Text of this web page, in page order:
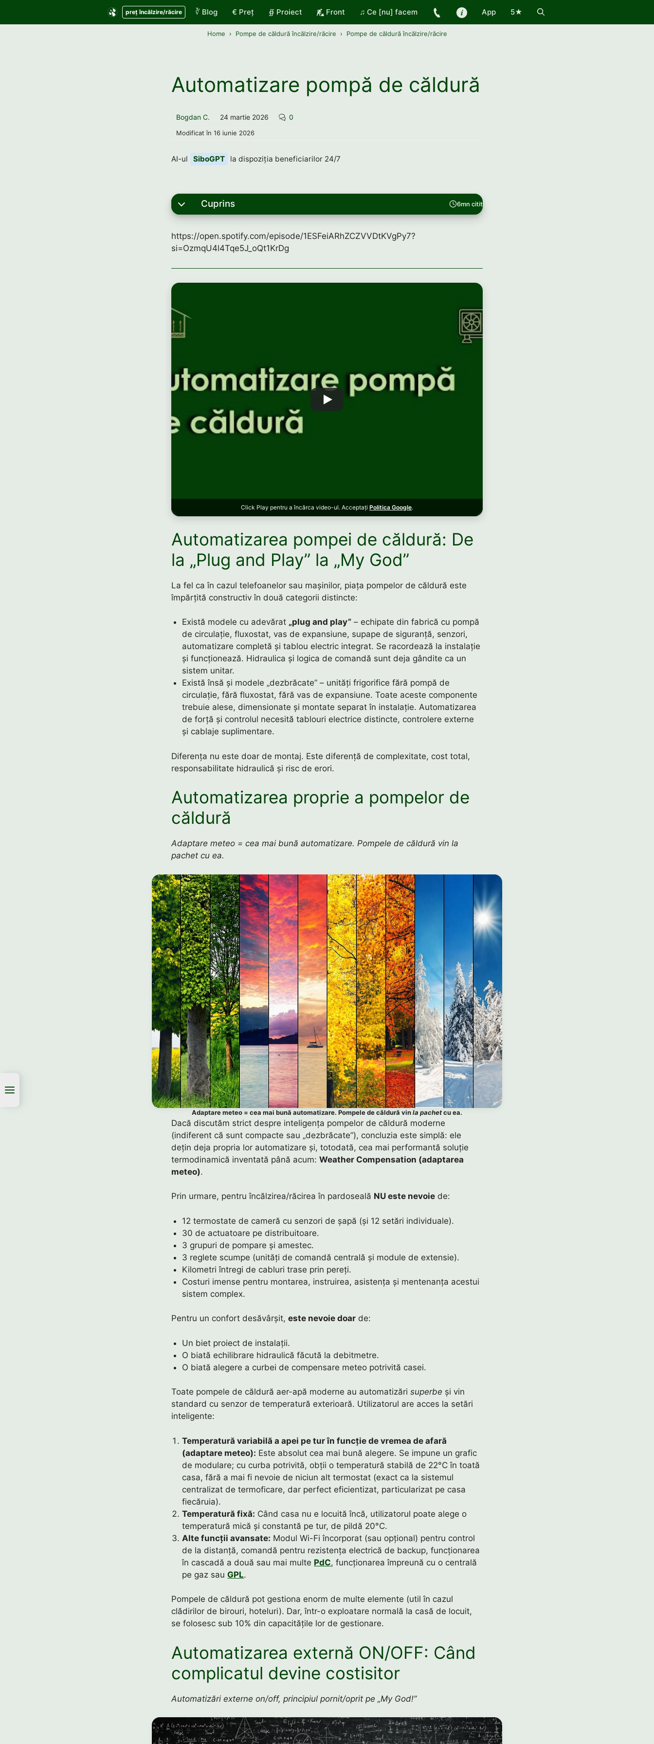
preț încălzire/răcire ∛ Blog € Preț ∯ Proiect Front ♫ Ce [nu] facem App 5★
Home Pompe de căldură încălzire/răcire Pompe de căldură încălzire/răcire
Automatizare pompă de căldură
Bogdan C. 24 martie 2026 0
Modificat în 16 iunie 2026
AI-ul SiboGPT la dispoziția beneficiarilor 24/7
6mn citit
Cuprins
https://open.spotify.com/episode/1ESFeiARhZCZVVDtKVgPy7?
si=OzmqU4l4Tqe5J_oQt1KrDg
Click Play pentru a încărca video-ul. Acceptați Politica Google.
Automatizarea pompei de căldură: De
la „Plug and Play” la „My God”
La fel ca în cazul telefoanelor sau mașinilor, piața pompelor de căldură este
împărțită constructiv în două categorii distincte:
Există modele cu adevărat „plug and play” – echipate din fabrică cu pompă
de circulație, fluxostat, vas de expansiune, supape de siguranță, senzori,
automatizare completă și tablou electric integrat. Se racordează la instalație
și funcționează. Hidraulica și logica de comandă sunt deja gândite ca un
sistem unitar.
Există însă și modele „dezbrăcate” – unități frigorifice fără pompă de
circulație, fără fluxostat, fără vas de expansiune. Toate aceste componente
trebuie alese, dimensionate și montate separat în instalație. Automatizarea
de forță și controlul necesită tablouri electrice distincte, controlere externe
și cablaje suplimentare.
Diferența nu este doar de montaj. Este diferență de complexitate, cost total,
responsabilitate hidraulică și risc de erori.
Automatizarea proprie a pompelor de
căldură
Adaptare meteo = cea mai bună automatizare. Pompele de căldură vin la
pachet cu ea.
Adaptare meteo = cea mai bună automatizare. Pompele de căldură vinla pachetcu ea.
Dacă discutăm strict despre inteligența pompelor de căldură moderne
(indiferent că sunt compacte sau „dezbrăcate”), concluzia este simplă: ele
dețin deja propria lor automatizare și, totodată, cea mai performantă soluție
termodinamică inventată până acum: Weather Compensation (adaptarea
meteo).
Prin urmare, pentru încălzirea/răcirea în pardoseală NU este nevoie de:
12 termostate de cameră cu senzori de șapă (și 12 setări individuale).
30 de actuatoare pe distribuitoare.
3 grupuri de pompare și amestec.
3 reglete scumpe (unități de comandă centrală și module de extensie).
Kilometri întregi de cabluri trase prin pereți.
Costuri imense pentru montarea, instruirea, asistența și mentenanța acestui
sistem complex.
Pentru un confort desăvârșit, este nevoie doar de:
Un biet proiect de instalații.
O biată echilibrare hidraulică făcută la debitmetre.
O biată alegere a curbei de compensare meteo potrivită casei.
Toate pompele de căldură aer-apă moderne au automatizări superbe și vin
standard cu senzor de temperatură exterioară. Utilizatorul are acces la setări
inteligente:
Temperatură variabilă a apei pe tur în funcție de vremea de afară
(adaptare meteo): Este absolut cea mai bună alegere. Se impune un grafic
de modulare; cu curba potrivită, obții o temperatură stabilă de 22°C în toată
casa, fără a mai fi nevoie de niciun alt termostat (exact ca la sistemul
centralizat de termoficare, dar perfect eficientizat, particularizat pe casa
fiecăruia).
Temperatură fixă: Când casa nu e locuită încă, utilizatorul poate alege o
temperatură mică și constantă pe tur, de pildă 20°C.
Alte funcții avansate: Modul Wi-Fi încorporat (sau opțional) pentru control
de la distanță, comandă pentru rezistența electrică de backup, funcționarea
în cascadă a două sau mai multe PdC, funcționarea împreună cu o centrală
pe gaz sau GPL.
Pompele de căldură pot gestiona enorm de multe elemente (util în cazul
clădirilor de birouri, hoteluri). Dar, într-o exploatare normală la casă de locuit,
se folosesc sub 10% din capacitățile lor de gestionare.
Automatizarea externă ON/OFF: Când
complicatul devine costisitor
Automatizări externe on/off, principiul pornit/oprit pe „My God!”